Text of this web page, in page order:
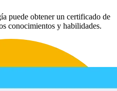
puede obtener un certificado de
conocimientos y habilidades.